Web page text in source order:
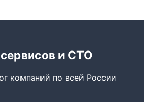
и СТО
компаний по всей России